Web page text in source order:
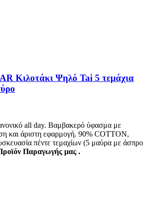
Κιλοτάκι Ψηλό Tai 5 τεμάχια
all day. Βαμβακερό ύφασμα με
και άριστη εφαρμογή. 90% COTTON,
πέντε τεμαχίων (5 μαύρα με άσπρο
Παραγωγής μας .